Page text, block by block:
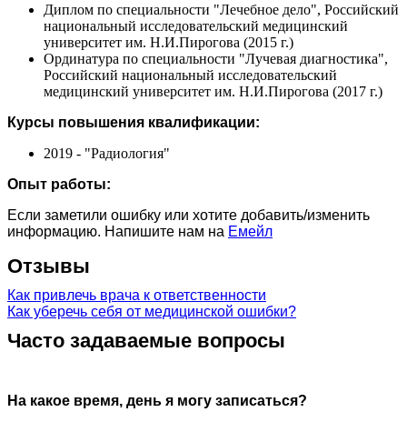
Диплом по специальности "Лечебное дело", Российский
национальный исследовательский медицинский
университет им. Н.И.Пирогова (2015 г.)
Ординатура по специальности "Лучевая диагностика",
Российский национальный исследовательский
медицинский университет им. Н.И.Пирогова (2017 г.)
Курсы повышения квалификации:
2019 - "Радиология"
Опыт работы:
Если заметили ошибку или хотите добавить/изменить
информацию. Напишите нам на Емейл
Отзывы
Как привлечь врача к ответственности
Как уберечь себя от медицинской ошибки?
Часто задаваемые вопросы
На какое время, день я могу записаться?